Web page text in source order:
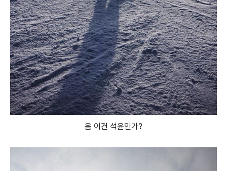
음 이건 석윤인가?